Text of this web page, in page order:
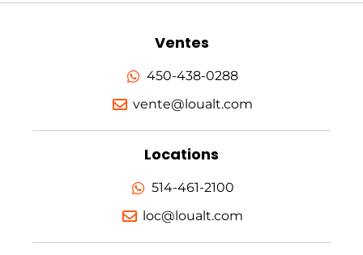
Ventes
450-438-0288
vente@loualt.com
Locations
514-461-2100
loc@loualt.com